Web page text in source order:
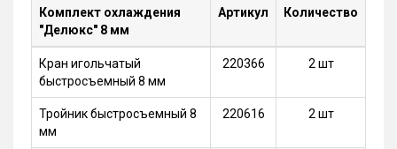
Комплект охлаждения
"Делюкс" 8 мм
Артикул Количество
Кран игольчатый
быстросъемный 8 мм
220366 2 шт
Тройник быстросъемный 8
мм
220616 2 шт